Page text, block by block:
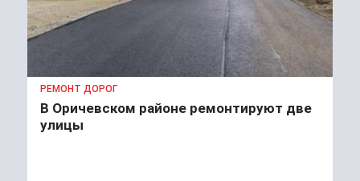
РЕМОНТ ДОРОГ
В Оричевском районе ремонтируют две
улицы